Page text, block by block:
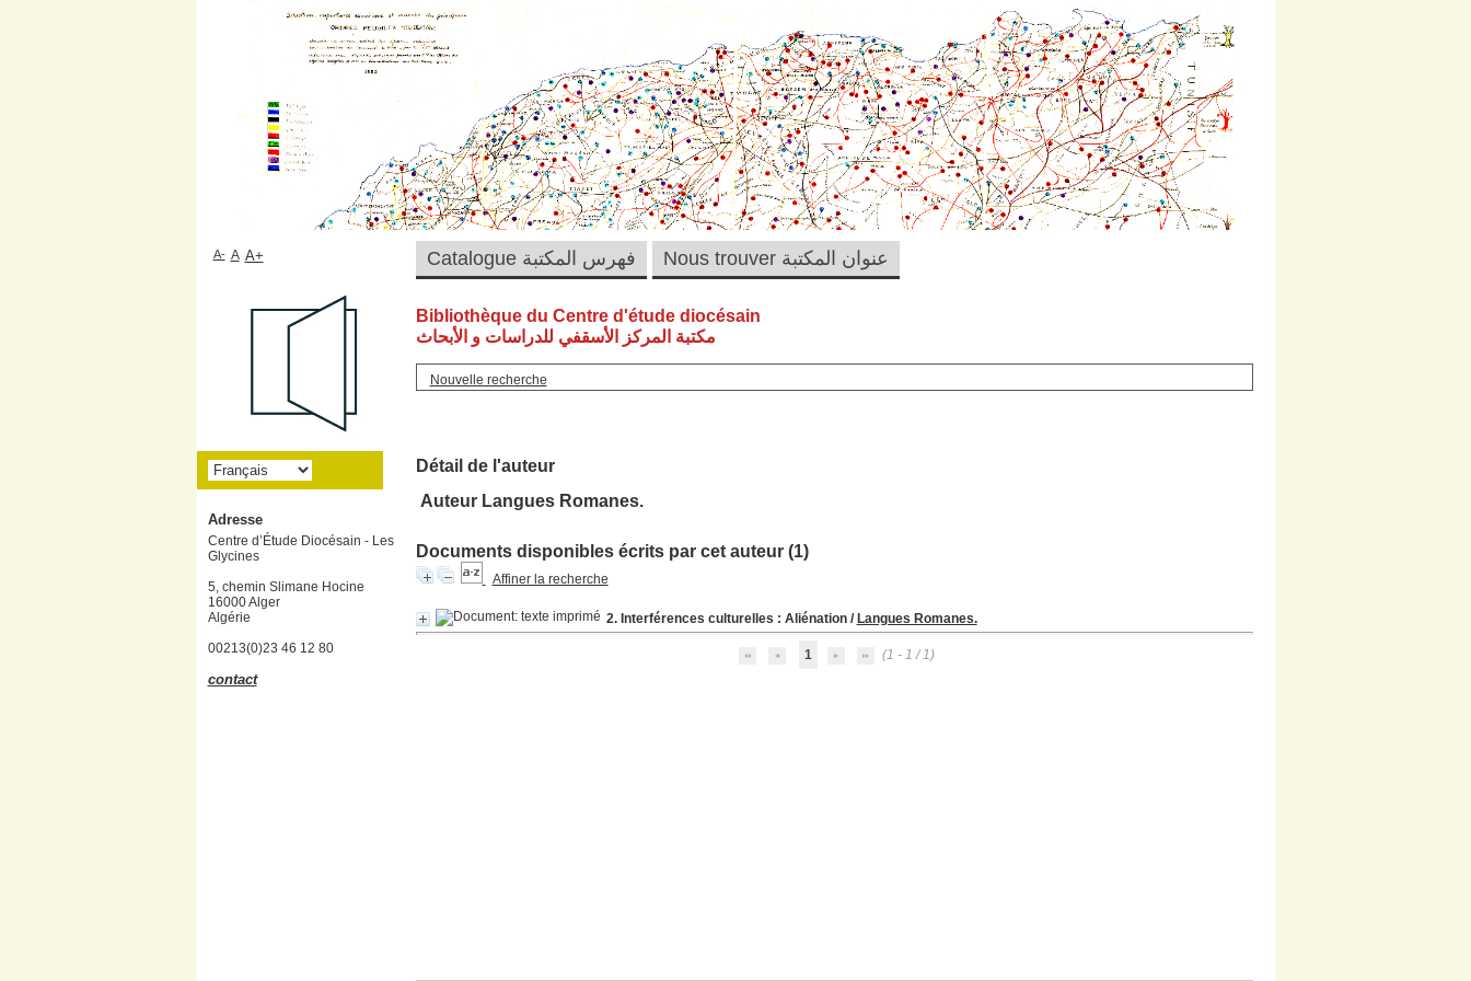
Bibliothèque du Centre d'étude diocésain
مكتبة المركز الأسقفي للدراسات و الأبحاث
Nouvelle recherche
Détail de l'auteur
Auteur Langues Romanes.
Documents disponibles écrits par cet auteur (1)
Affiner la recherche
2. Interférences culturelles : Aliénation/ Langues Romanes.
1 (1 - 1 / 1)
Catalogue فهرس المكتبة Nous trouver عنوان المكتبة A- A A+
Adresse
Centre d’Étude Diocésain - Les
Glycines
5, chemin Slimane Hocine
16000 Alger
Algérie
00213(0)23 46 12 80
contact